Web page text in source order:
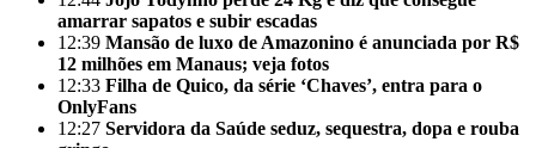
amarrar sapatos e subir escadas
12:39 Mansão de luxo de Amazonino é anunciada por R$
12 milhões em Manaus; veja fotos
12:33 Filha de Quico, da série ‘Chaves’, entra para o
OnlyFans
12:27 Servidora da Saúde seduz, sequestra, dopa e rouba